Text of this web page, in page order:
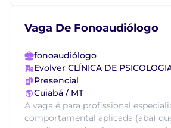
Vaga De Fonoaudiólogo
fonoaudiólogo
Evolver CLÍNICA DE
Presencial
Cuiabá / MT
A vaga é para profissional
comportamental aplicada (aba)